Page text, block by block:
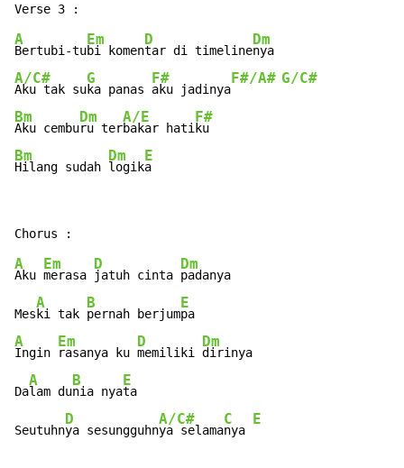
A
Bertubi-tu
Em
bi komen
D
tar di timeline
Dm
A/C#
Aku tak su
G
ka panas
F#
aku jadinya
F#/A# G/C#
Bm
Aku cembu
Dm
ru ter
A/E
bakar hati
F#
Bm
Hilang sudah
Dm
logik
E
a
A
Aku
Em
merasa
D
jatuh cinta
Dm
padanya
Mes
A
ki tak
B
pernah berjum
E
A
Ingin
Em
rasanya ku
D
memiliki
Dm
dirinya
Da
A
lam du
B
nia nya
E
ta
Seutuhn
D
ya sesungguhn
A/C#
ya selama
C
nya
E